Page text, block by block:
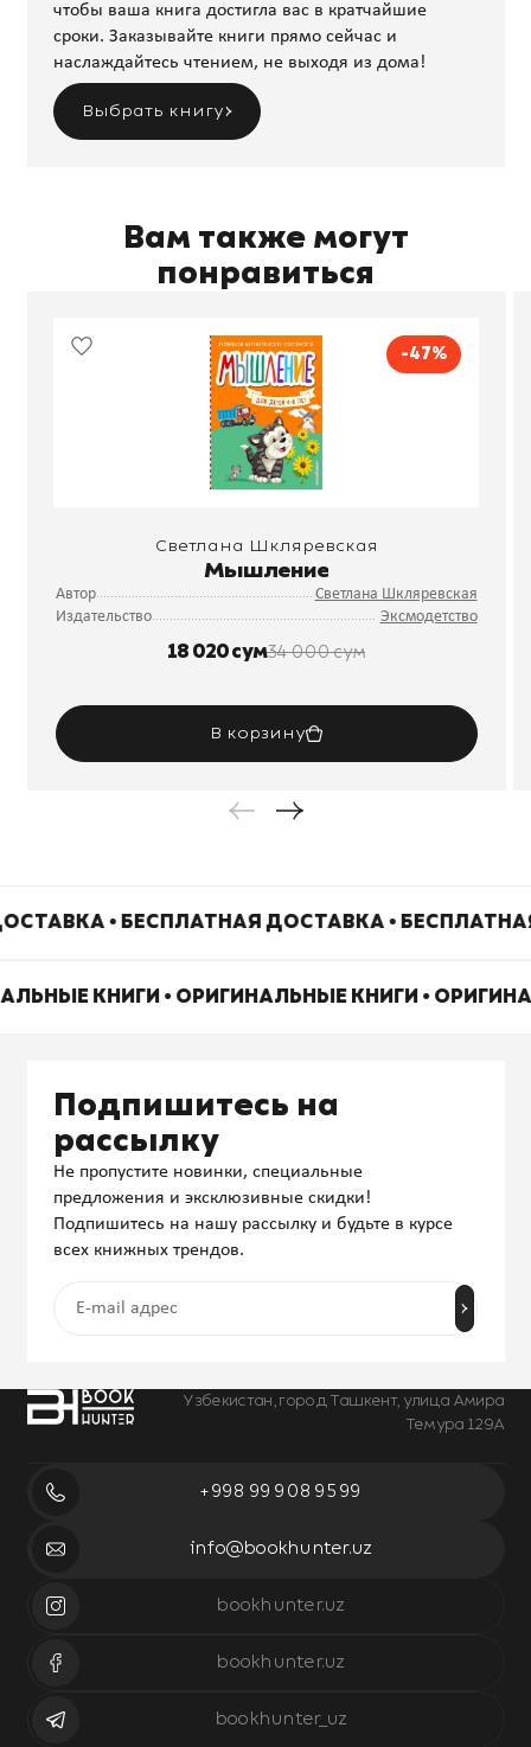
чтобы ваша книга достигла вас в кратчайшие
сроки. Заказывайте книги прямо сейчас и
наслаждайтесь чтением, не выходя из дома!
Выбрать книгу
Вам также могут
понравиться
-47%
Светлана Шкляревская
Мышление
Автор
Светлана Шкляревская
Издательство
Эксмодетство
18 020 сум34 000 сум
В корзину
• БЕСПЛАТНАЯ ДОСТАВКА •
КНИГИ • ОРИГИНАЛЬНЫЕ КНИГИ •
Узбекистан, город Ташкент, улица Амира
Темура 129А
+998 99 908 95 99
info@bookhunter.uz
bookhunter.uz
bookhunter.uz
bookhunter_uz
Подпишитесь на
рассылку
Не пропустите новинки, специальные
предложения и эксклюзивные скидки!
Подпишитесь на нашу рассылку и будьте в курсе
всех книжных трендов.